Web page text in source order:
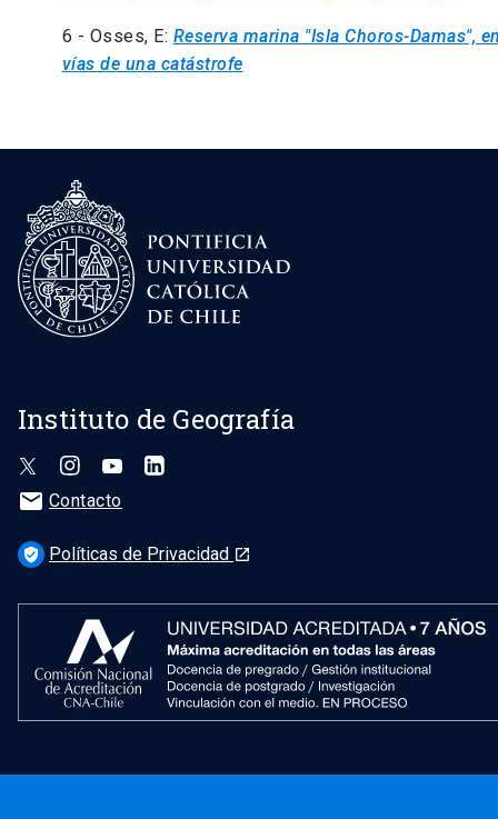
6 - Osses, E: Reserva marina "Isla Choros-Damas",
vías de una catástrofe
Instituto de Geografía
mail Contacto
verified_user Políticas de Privacidad launch